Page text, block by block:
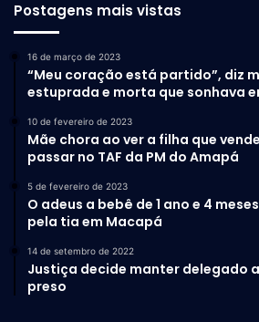
Postagens mais vistas
16 de março de 2023
“Meu coração está partido”, diz
estuprada e morta que sonhava
10 de fevereiro de 2023
Mãe chora ao ver a filha que
passar no TAF da PM do Amapá
5 de fevereiro de 2023
O adeus a bebê de 1 ano e 4
pela tia em Macapá
14 de setembro de 2022
Justiça decide manter delegado
preso